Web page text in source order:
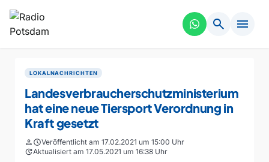
search menu
LOKALNACHRICHTEN
Landesverbraucherschutzministerium
hat eine neue Tiersport Verordnung in
Kraft gesetzt
personscheduleVeröffentlicht am 17.02.2021 um 15:00 Uhr
updateAktualisiert am 17.05.2021 um 16:38 Uhr